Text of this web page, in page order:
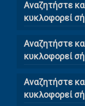
Αναζητήστε
κυκλοφορεί
Αναζητήστε
κυκλοφορεί
Αναζητήστε
κυκλοφορεί